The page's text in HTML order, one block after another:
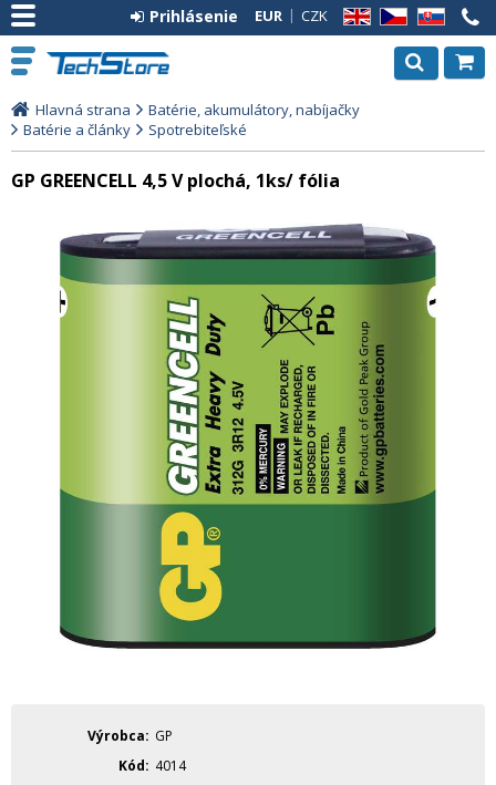
EN CZ SK
EUR CZK
Prihlásenie
Hlavná strana
Batérie, akumulátory, nabíjačky
Batérie a články
Spotrebiteľské
GP GREENCELL 4,5 V plochá, 1ks/ fólia
Výrobca
GP
Kód
4014